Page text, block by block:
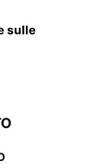
sulle